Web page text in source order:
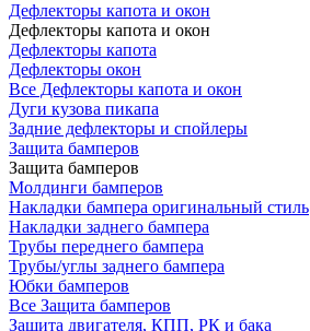
Дефлекторы капота и окон
Дефлекторы капота и окон
Дефлекторы капота
Дефлекторы окон
Все Дефлекторы капота и окон
Дуги кузова пикапа
Задние дефлекторы и спойлеры
Защита бамперов
Защита бамперов
Молдинги бамперов
Накладки бампера оригинальный стиль
Накладки заднего бампера
Трубы переднего бампера
Трубы/углы заднего бампера
Юбки бамперов
Все Защита бамперов
Защита двигателя, КПП, РК и бака